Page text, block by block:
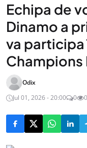
Echipa de
Dinamo a
va participa
Champions
Odix
Jul 01, 2026 - 20:00
0 0